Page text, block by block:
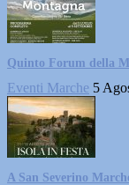
Quinto Forum della
Eventi Marche 5
A San Severino